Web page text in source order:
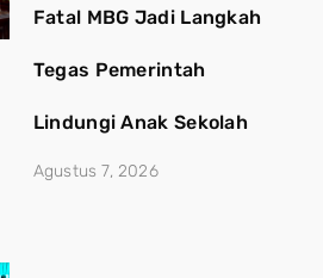
Fatal MBG Jadi Langkah
Tegas Pemerintah
Lindungi Anak Sekolah
Agustus 7, 2026